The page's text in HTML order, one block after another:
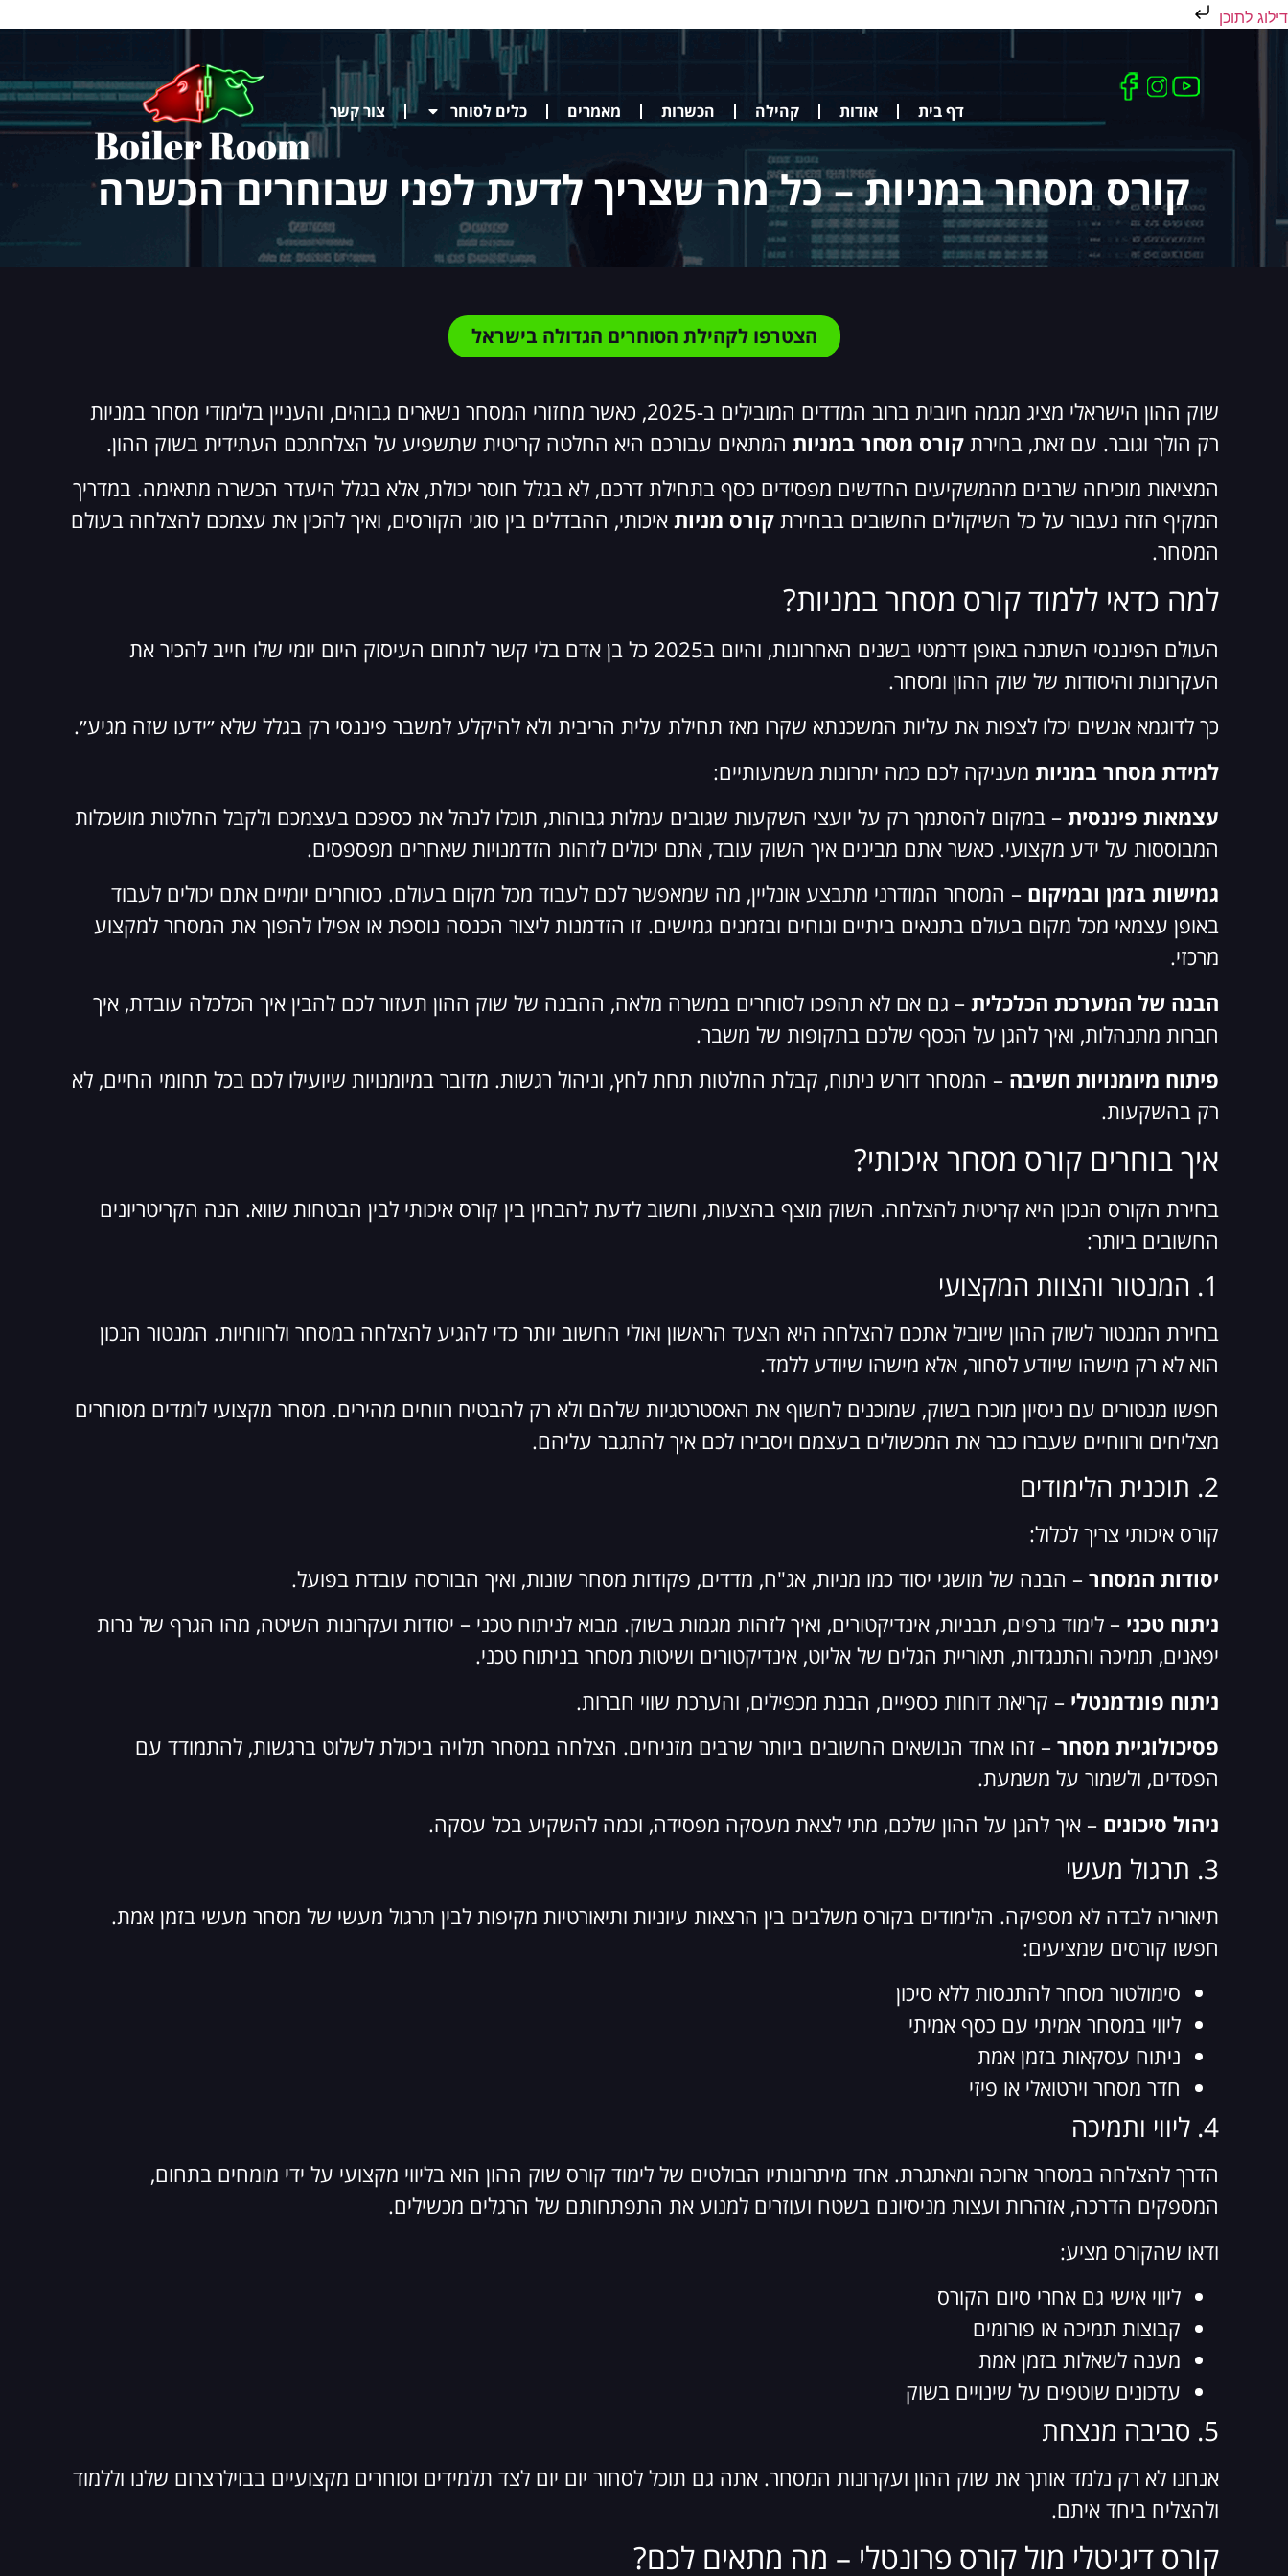
דילוג לתוכן
דף בית אודות קהילה הכשרות מאמרים כלים לסוחר צור קשר
קורס מסחר במניות – כל מה שצריך לדעת לפני שבוחרים הכשרה
הצטרפו לקהילת הסוחרים הגדולה בישראל
שוק ההון הישראלי מציג מגמה חיובית ברוב המדדים המובילים ב-2025, כאשר מחזורי המסחר נשארים גבוהים, והעניין בלימודי מסחר במניות
רק הולך וגובר. עם זאת, בחירת קורס מסחר במניות המתאים עבורכם היא החלטה קריטית שתשפיע על הצלחתכם העתידית בשוק ההון.
המציאות מוכיחה שרבים מהמשקיעים החדשים מפסידים כסף בתחילת דרכם, לא בגלל חוסר יכולת, אלא בגלל היעדר הכשרה מתאימה. במדריך
המקיף הזה נעבור על כל השיקולים החשובים בבחירת קורס מניות איכותי, ההבדלים בין סוגי הקורסים, ואיך להכין את עצמכם להצלחה בעולם
המסחר.
למה כדאי ללמוד קורס מסחר במניות?
העולם הפיננסי השתנה באופן דרמטי בשנים האחרונות, והיום ב2025 כל בן אדם בלי קשר לתחום העיסוק היום יומי שלו חייב להכיר את
העקרונות והיסודות של שוק ההון ומסחר.
כך לדוגמא אנשים יכלו לצפות את עליות המשכנתא שקרו מאז תחילת עלית הריבית ולא להיקלע למשבר פיננסי רק בגלל שלא ״ידעו שזה מגיע״.
למידת מסחר במניות מעניקה לכם כמה יתרונות משמעותיים:
עצמאות פיננסית – במקום להסתמך רק על יועצי השקעות שגובים עמלות גבוהות, תוכלו לנהל את כספכם בעצמכם ולקבל החלטות מושכלות
המבוססות על ידע מקצועי. כאשר אתם מבינים איך השוק עובד, אתם יכולים לזהות הזדמנויות שאחרים מפספסים.
גמישות בזמן ובמיקום – המסחר המודרני מתבצע אונליין, מה שמאפשר לכם לעבוד מכל מקום בעולם. כסוחרים יומיים אתם יכולים לעבוד
באופן עצמאי מכל מקום בעולם בתנאים ביתיים ונוחים ובזמנים גמישים. זו הזדמנות ליצור הכנסה נוספת או אפילו להפוך את המסחר למקצוע
מרכזי.
הבנה של המערכת הכלכלית – גם אם לא תהפכו לסוחרים במשרה מלאה, ההבנה של שוק ההון תעזור לכם להבין איך הכלכלה עובדת, איך
חברות מתנהלות, ואיך להגן על הכסף שלכם בתקופות של משבר.
פיתוח מיומנויות חשיבה – המסחר דורש ניתוח, קבלת החלטות תחת לחץ, וניהול רגשות. מדובר במיומנויות שיועילו לכם בכל תחומי החיים, לא
רק בהשקעות.
איך בוחרים קורס מסחר איכותי?
בחירת הקורס הנכון היא קריטית להצלחה. השוק מוצף בהצעות, וחשוב לדעת להבחין בין קורס איכותי לבין הבטחות שווא. הנה הקריטריונים
החשובים ביותר:
1. המנטור והצוות המקצועי
בחירת המנטור לשוק ההון שיוביל אתכם להצלחה היא הצעד הראשון ואולי החשוב יותר כדי להגיע להצלחה במסחר ולרווחיות. המנטור הנכון
הוא לא רק מישהו שיודע לסחור, אלא מישהו שיודע ללמד.
חפשו מנטורים עם ניסיון מוכח בשוק, שמוכנים לחשוף את האסטרטגיות שלהם ולא רק להבטיח רווחים מהירים. מסחר מקצועי לומדים מסוחרים
מצליחים ורווחיים שעברו כבר את המכשולים בעצמם ויסבירו לכם איך להתגבר עליהם.
2. תוכנית הלימודים
קורס איכותי צריך לכלול:
יסודות המסחר – הבנה של מושגי יסוד כמו מניות, אג"ח, מדדים, פקודות מסחר שונות, ואיך הבורסה עובדת בפועל.
ניתוח טכני – לימוד גרפים, תבניות, אינדיקטורים, ואיך לזהות מגמות בשוק. מבוא לניתוח טכני – יסודות ועקרונות השיטה, מהו הגרף של נרות
יפאנים, תמיכה והתנגדות, תאוריית הגלים של אליוט, אינדיקטורים ושיטות מסחר בניתוח טכני.
ניתוח פונדמנטלי – קריאת דוחות כספיים, הבנת מכפילים, והערכת שווי חברות.
פסיכולוגיית מסחר – זהו אחד הנושאים החשובים ביותר שרבים מזניחים. הצלחה במסחר תלויה ביכולת לשלוט ברגשות, להתמודד עם
הפסדים, ולשמור על משמעת.
ניהול סיכונים – איך להגן על ההון שלכם, מתי לצאת מעסקה מפסידה, וכמה להשקיע בכל עסקה.
3. תרגול מעשי
תיאוריה לבדה לא מספיקה. הלימודים בקורס משלבים בין הרצאות עיוניות ותיאורטיות מקיפות לבין תרגול מעשי של מסחר מעשי בזמן אמת.
חפשו קורסים שמציעים:
סימולטור מסחר להתנסות ללא סיכון
ליווי במסחר אמיתי עם כסף אמיתי
ניתוח עסקאות בזמן אמת
חדר מסחר וירטואלי או פיזי
4. ליווי ותמיכה
הדרך להצלחה במסחר ארוכה ומאתגרת. אחד מיתרונותיו הבולטים של לימוד קורס שוק ההון הוא בליווי מקצועי על ידי מומחים בתחום,
המספקים הדרכה, אזהרות ועצות מניסיונם בשטח ועוזרים למנוע את התפתחותם של הרגלים מכשילים.
ודאו שהקורס מציע:
ליווי אישי גם אחרי סיום הקורס
קבוצות תמיכה או פורומים
מענה לשאלות בזמן אמת
עדכונים שוטפים על שינויים בשוק
5. סביבה מנצחת
אנחנו לא רק נלמד אותך את שוק ההון ועקרונות המסחר. אתה גם תוכל לסחור יום יום לצד תלמידים וסוחרים מקצועיים בבוילרצרום שלנו וללמוד
ולהצליח ביחד איתם.
קורס דיגיטלי מול קורס פרונטלי – מה מתאים לכם?